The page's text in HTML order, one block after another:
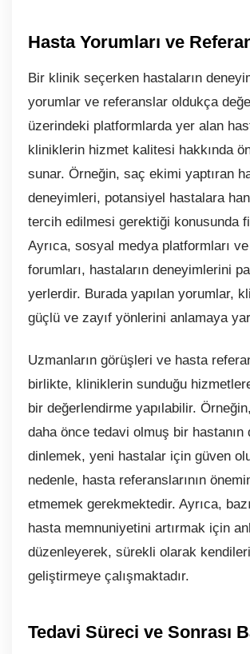
Hasta Yorumları ve
Bir klinik seçerken hastaların
yorumlar ve referanslar oldukça
üzerindeki platformlarda yer alan
kliniklerin hizmet kalitesi hakkında
sunar. Örneğin, saç ekimi yaptıran
deneyimleri, potansiyel hastalara
tercih edilmesi gerektiği konusunda
Ayrıca, sosyal medya platformları ve
forumları, hastaların deneyimlerini
yerlerdir. Burada yapılan yorumlar,
güçlü ve zayıf yönlerini anlamaya
Uzmanların görüşleri ve hasta
birlikte, kliniklerin sunduğu
bir değerlendirme yapılabilir.
daha önce tedavi olmuş bir hastanın
dinlemek, yeni hastalar için güven
nedenle, hasta referanslarının
etmemek gerekmektedir. Ayrıca,
hasta memnuniyetini artırmak için
düzenleyerek, sürekli olarak
geliştirmeye çalışmaktadır.
Tedavi Süreci ve Sonrası